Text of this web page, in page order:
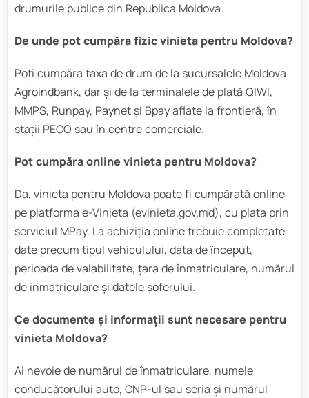
drumurile publice din Republica Moldova.
De unde pot cumpăra fizic vinieta pentru Moldova?
Poți cumpăra taxa de drum de la sucursalele Moldova
Agroindbank, dar și de la terminalele de plată QIWI,
MMPS, Runpay, Paynet și Bpay aflate la frontieră, în
stații PECO sau în centre comerciale.
Pot cumpăra online vinieta pentru Moldova?
Da, vinieta pentru Moldova poate fi cumpărată online
pe platforma e-Vinieta (evinieta.gov.md), cu plata prin
serviciul MPay. La achiziția online trebuie completate
date precum tipul vehiculului, data de început,
perioada de valabilitate, țara de înmatriculare, numărul
de înmatriculare și datele șoferului.
Ce documente și informații sunt necesare pentru
vinieta Moldova?
Ai nevoie de numărul de înmatriculare, numele
conducătorului auto, CNP-ul sau seria și numărul